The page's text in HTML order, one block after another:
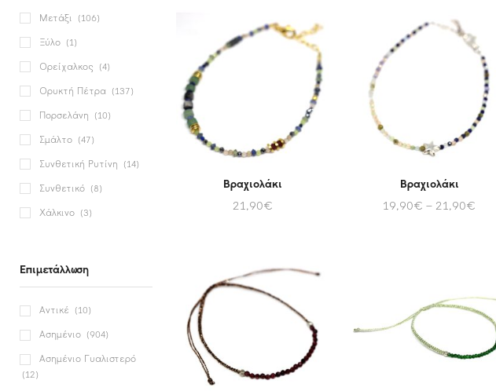
Βραχιολάκι
21,90€
Βραχιολάκι
19,90€ – 21,90€
Μετάξι (106)
Ξύλο (1)
Ορείχαλκος (4)
Ορυκτή Πέτρα (137)
Πορσελάνη (10)
Σμάλτο (47)
Συνθετική Ρυτίνη (14)
Συνθετικό (8)
Χάλκινο (3)
Επιμετάλλωση
Αντικέ (10)
Ασημένιο (904)
Ασημένιο Γυαλιστερό
(12)